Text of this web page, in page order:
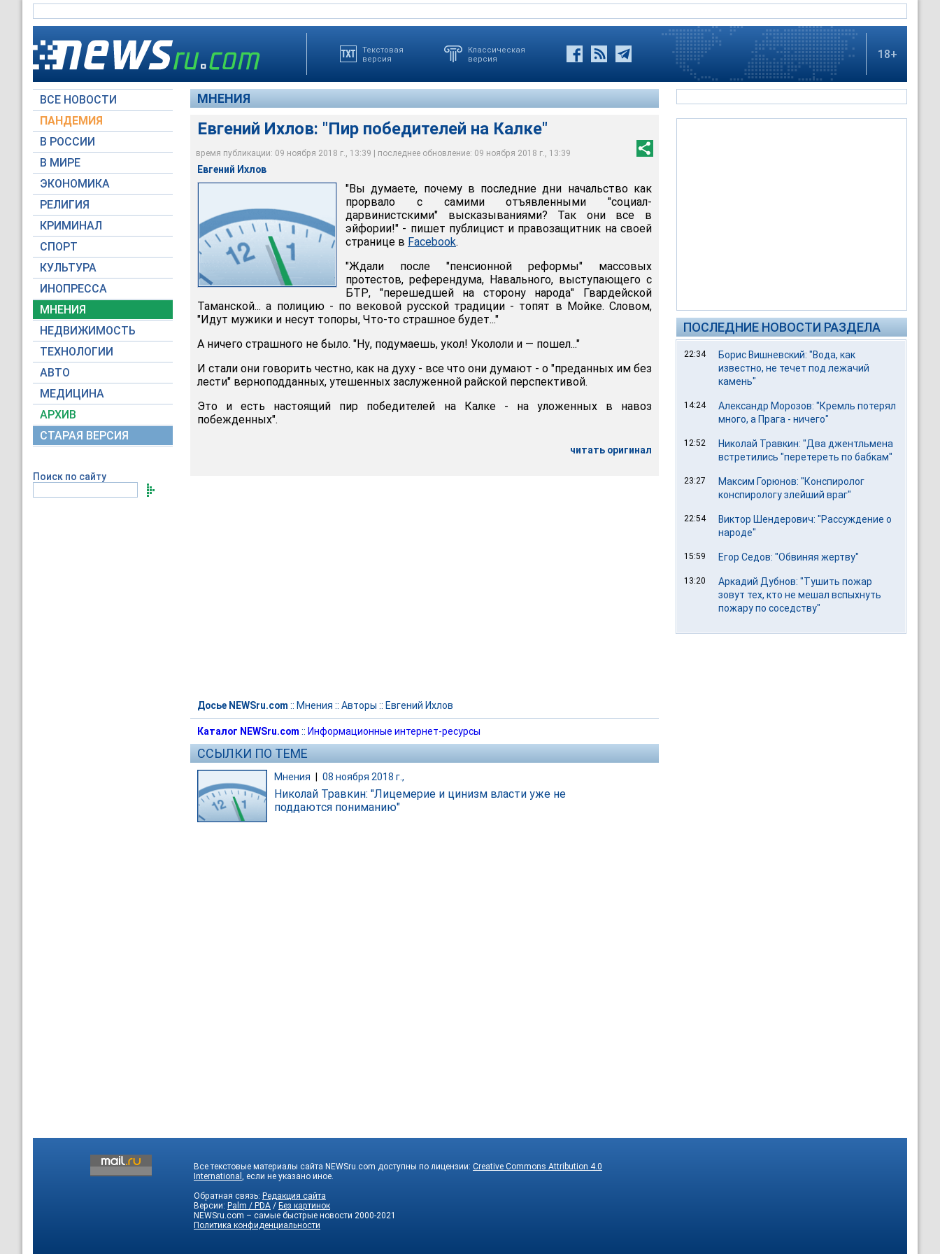
Текстовая
версия
Классическая
версия
18+
ВСЕ НОВОСТИ
ПАНДЕМИЯ
В РОССИИ
В МИРЕ
ЭКОНОМИКА
РЕЛИГИЯ
КРИМИНАЛ
СПОРТ
КУЛЬТУРА
ИНОПРЕССА
МНЕНИЯ
НЕДВИЖИМОСТЬ
ТЕХНОЛОГИИ
АВТО
МЕДИЦИНА
АРХИВ
СТАРАЯ ВЕРСИЯ
Поиск по сайту
МНЕНИЯ
Евгений Ихлов: "Пир победителей на Калке"
время публикации: 09 ноября 2018 г., 13:39 | последнее обновление: 09 ноября 2018 г., 13:39
Евгений Ихлов
"Вы думаете, почему в последние дни начальство как
прорвало с самими отъявленными "социал-
дарвинистскими" высказываниями? Так они все в
эйфории!" - пишет публицист и правозащитник на своей
странице в Facebook.
"Ждали после "пенсионной реформы" массовых
протестов, референдума, Навального, выступающего с
БТР, "перешедшей на сторону народа" Гвардейской
Таманской... а полицию - по вековой русской традиции - топят в Мойке. Словом,
"Идут мужики и несут топоры, Что-то страшное будет..."
А ничего страшного не было. "Ну, подумаешь, укол! Укололи и — пошел..."
И стали они говорить честно, как на духу - все что они думают - о "преданных им без
лести" верноподданных, утешенных заслуженной райской перспективой.
Это и есть настоящий пир победителей на Калке - на уложенных в навоз
побежденных".
читать оригинал
Досье NEWSru.com :: Мнения :: Авторы :: Евгений Ихлов
Каталог NEWSru.com :: Информационные интернет-ресурсы
ССЫЛКИ ПО ТЕМЕ
Мнения 08 ноября 2018 г.,
Николай Травкин: "Лицемерие и цинизм власти уже не
поддаются пониманию"
ПОСЛЕДНИЕ НОВОСТИ РАЗДЕЛА
22:34
Борис Вишневский: "Вода, как
известно, не течет под лежачий
камень"
14:24
Александр Морозов: "Кремль потерял
много, а Прага - ничего"
12:52
Николай Травкин: "Два джентльмена
встретились "перетереть по бабкам"
23:27
Максим Горюнов: "Конспиролог
конспирологу злейший враг"
22:54
Виктор Шендерович: "Рассуждение о
народе"
15:59 Егор Седов: "Обвиняя жертву"
13:20
Аркадий Дубнов: "Тушить пожар
зовут тех, кто не мешал вспыхнуть
пожару по соседству"
Все текстовые материалы сайта NEWSru.com доступны по лицензии: Creative Commons Attribution 4.0
International , если не указано иное.
Обратная связь: Редакция сайта
Версии: Palm / PDA / Без картинок
NEWSru.com – самые быстрые новости 2000-2021
Политика конфиденциальности